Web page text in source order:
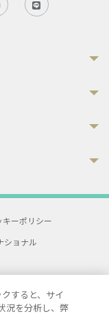
キーポリシー
ショナル
すると、サイ
況を分析し、弊